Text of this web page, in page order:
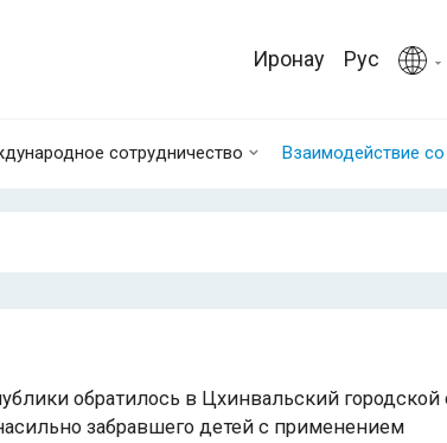
Иронау Рус
сотрудничество Взаимодействие
обратилось в Цхинвальский городской
забравшего детей с применением